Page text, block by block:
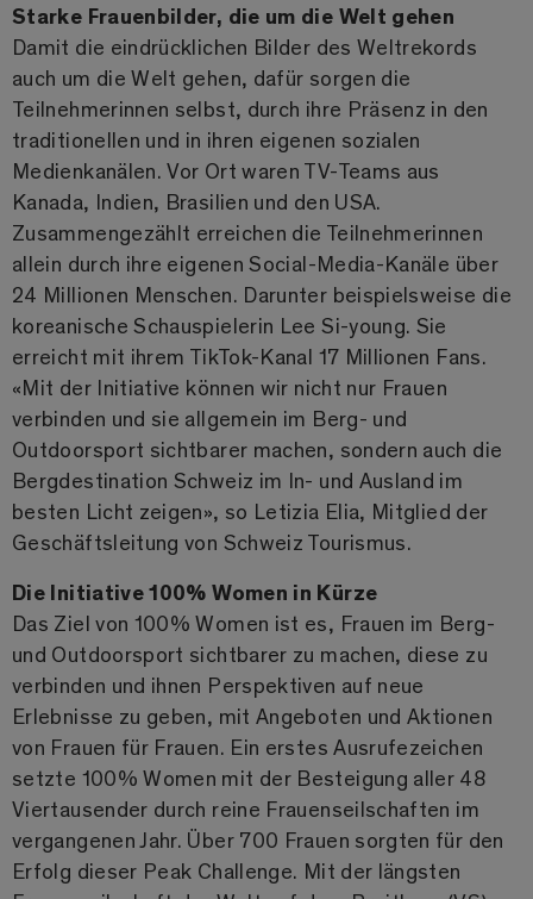
Starke Frauenbilder, die um die Welt gehen
Damit die eindrücklichen Bilder des Weltrekords
auch um die Welt gehen, dafür sorgen die
Teilnehmerinnen selbst, durch ihre Präsenz in den
traditionellen und in ihren eigenen sozialen
Medienkanälen. Vor Ort waren TV-Teams aus
Kanada, Indien, Brasilien und den USA.
Zusammengezählt erreichen die Teilnehmerinnen
allein durch ihre eigenen Social-Media-Kanäle über
24 Millionen Menschen. Darunter beispielsweise die
koreanische Schauspielerin Lee Si-young. Sie
erreicht mit ihrem TikTok-Kanal 17 Millionen Fans.
«Mit der Initiative können wir nicht nur Frauen
verbinden und sie allgemein im Berg- und
Outdoorsport sichtbarer machen, sondern auch die
Bergdestination Schweiz im In- und Ausland im
besten Licht zeigen», so Letizia Elia, Mitglied der
Geschäftsleitung von Schweiz Tourismus.
Die Initiative 100% Women in Kürze
Das Ziel von 100% Women ist es, Frauen im Berg-
und Outdoorsport sichtbarer zu machen, diese zu
verbinden und ihnen Perspektiven auf neue
Erlebnisse zu geben, mit Angeboten und Aktionen
von Frauen für Frauen. Ein erstes Ausrufezeichen
setzte 100% Women mit der Besteigung aller 48
Viertausender durch reine Frauenseilschaften im
vergangenen Jahr. Über 700 Frauen sorgten für den
Erfolg dieser Peak Challenge. Mit der längsten